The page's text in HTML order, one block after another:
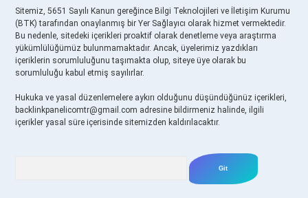
Sitemiz, 5651 Sayılı Kanun gereğince Bilgi Teknolojileri ve İletişim Kurumu
(BTK) tarafından onaylanmış bir Yer Sağlayıcı olarak hizmet vermektedir.
Bu nedenle, sitedeki içerikleri proaktif olarak denetleme veya araştırma
yükümlülüğümüz bulunmamaktadır. Ancak, üyelerimiz yazdıkları
içeriklerin sorumluluğunu taşımakta olup, siteye üye olarak bu
sorumluluğu kabul etmiş sayılırlar.
Hukuka ve yasal düzenlemelere aykırı olduğunu düşündüğünüz içerikleri,
backlinkpanelicomtr@gmail.com adresine bildirmeniz halinde, ilgili
içerikler yasal süre içerisinde sitemizden kaldırılacaktır.